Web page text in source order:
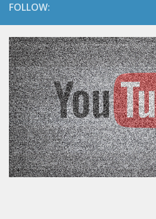
FOLLOW: